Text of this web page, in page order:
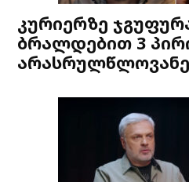
კურიერზე
ბრალდებით 3